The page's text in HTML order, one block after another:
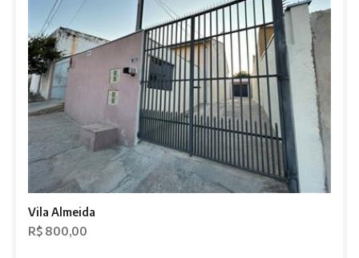
Vila Almeida
R$ 800,00